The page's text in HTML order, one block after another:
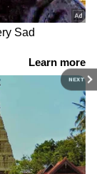
NEXT